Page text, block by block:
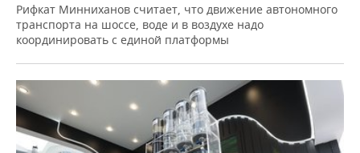
Рифкат Минниханов считает, что движение автономного
транспорта на шоссе, воде и в воздухе надо
координировать с единой платформы